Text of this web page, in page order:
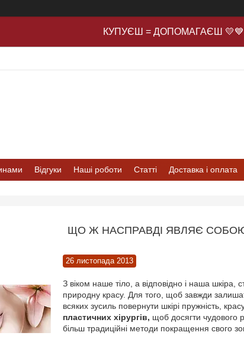
КУПУЄШ = ДОПОМАГАЄШ 💛💙
Відгуки Наші роботи Статті Доставка і оплата
ЩО Ж НАСПРАВДІ ЯВЛЯЄ
26 листопада 2013
З віком наше тіло, а відповідно і наша шкіра,
природну красу. Для того, щоб завжди
всяких зусиль повернути шкірі пружність,
пластичних хірургів, щоб досягти чудового
більш традиційні методи покращення свого